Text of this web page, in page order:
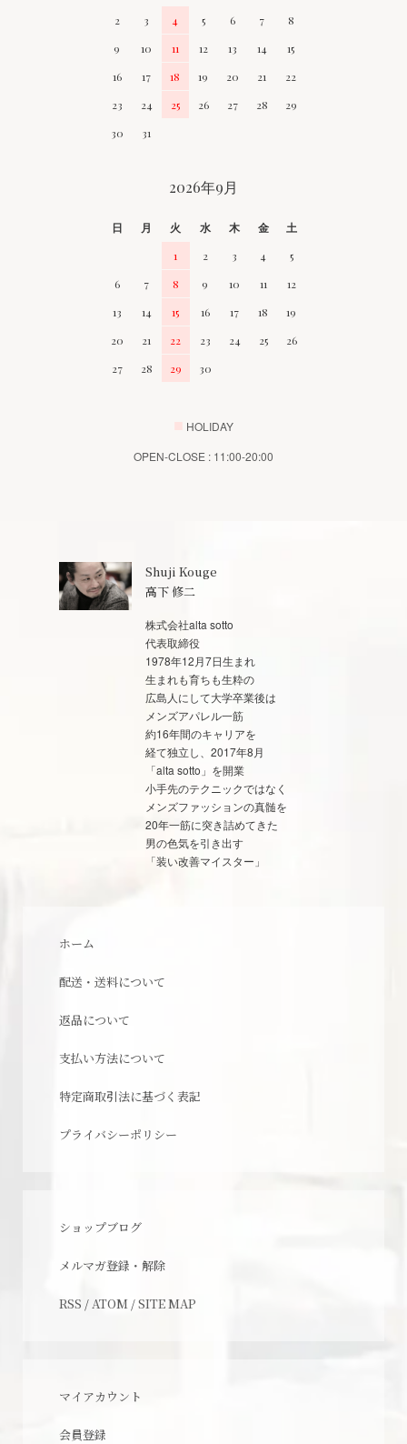
2
3 4 5 6 7
8
9
10 11 12 13 14
15
16
17 18 19 20 21
22
23
24 25 26 27 28
29
30
31
2026年9月
日 月 火 水 木 金
土
1
2 3 4
5
6
7 8 9 10 11
12
13
14 15 16 17 18
19
20
21 22 23 24 25
26
27
28 29 30
HOLIDAY
OPEN-CLOSE : 11:00-20:00
Shuji Kouge
高下 修二
株式会社alta sotto
代表取締役
1978年12月7日生まれ
生まれも育ちも生粋の
広島人にして大学卒業後は
メンズアパレル一筋
約16年間のキャリアを
経て独立し、2017年8月
「alta sotto」を開業
小手先のテクニックではなく
メンズファッションの真髄を
20年一筋に突き詰めてきた
男の色気を引き出す
「装い改善マイスター」
ホーム
配送・送料について
返品について
支払い方法について
特定商取引法に基づく表記
プライバシーポリシー
ショップブログ
メルマガ登録・解除
RSS /ATOM /SITE MAP
マイアカウント
会員登録